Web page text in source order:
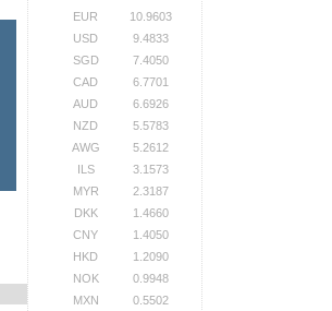
EUR
10.9603
USD
9.4833
SGD
7.4050
CAD
6.7701
AUD
6.6926
NZD
5.5783
AWG
5.2612
ILS
3.1573
MYR
2.3187
DKK
1.4660
CNY
1.4050
HKD
1.2090
NOK
0.9948
MXN
0.5502